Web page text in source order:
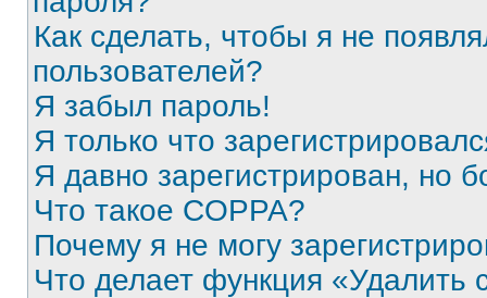
Как сделать, чтобы я не
пользователей?
Я забыл пароль!
Я только что
Я давно зарегистрирован, но
Что такое COPPA?
Почему я не могу
Что делает функция «Удалить